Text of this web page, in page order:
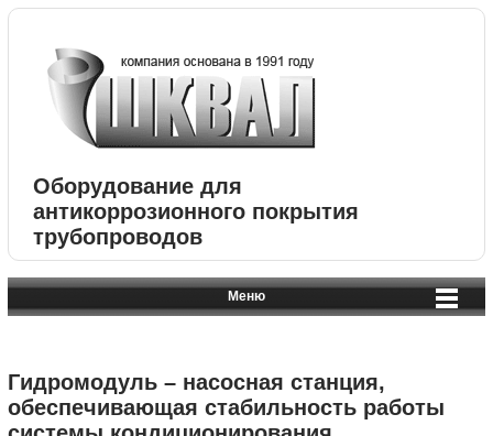
Оборудование для
антикоррозионного покрытия
трубопроводов
Меню
Гидромодуль – насосная станция,
обеспечивающая стабильность работы